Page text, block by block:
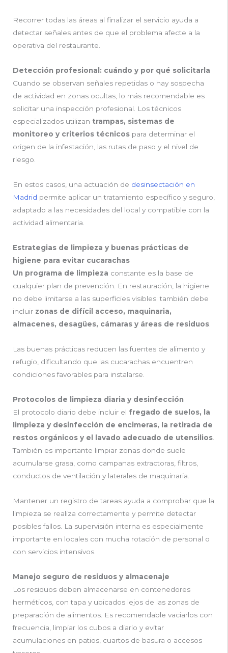
Recorrer todas las áreas al finalizar el servicio ayuda a
detectar señales antes de que el problema afecte a la
operativa del restaurante.
Detección profesional: cuándo y por qué solicitarla
Cuando se observan señales repetidas o hay sospecha
de actividad en zonas ocultas, lo más recomendable es
solicitar una inspección profesional. Los técnicos
especializados utilizan trampas, sistemas de
monitoreo y criterios técnicos para determinar el
origen de la infestación, las rutas de paso y el nivel de
riesgo.
En estos casos, una actuación de desinsectación en
Madrid permite aplicar un tratamiento específico y seguro,
adaptado a las necesidades del local y compatible con la
actividad alimentaria.
Estrategias de limpieza y buenas prácticas de
higiene para evitar cucarachas
Un programa de limpieza constante es la base de
cualquier plan de prevención. En restauración, la higiene
no debe limitarse a las superficies visibles: también debe
incluir zonas de difícil acceso, maquinaria,
almacenes, desagües, cámaras y áreas de residuos
Las buenas prácticas reducen las fuentes de alimento y
refugio, dificultando que las cucarachas encuentren
condiciones favorables para instalarse.
Protocolos de limpieza diaria y desinfección
El protocolo diario debe incluir el fregado de suelos, la
limpieza y desinfección de encimeras, la retirada de
restos orgánicos y el lavado adecuado de utensilios
También es importante limpiar zonas donde suele
acumularse grasa, como campanas extractoras, filtros,
conductos de ventilación y laterales de maquinaria.
Mantener un registro de tareas ayuda a comprobar que la
limpieza se realiza correctamente y permite detectar
posibles fallos. La supervisión interna es especialmente
importante en locales con mucha rotación de personal o
con servicios intensivos.
Manejo seguro de residuos y almacenaje
Los residuos deben almacenarse en contenedores
herméticos, con tapa y ubicados lejos de las zonas de
preparación de alimentos. Es recomendable vaciarlos con
frecuencia, limpiar los cubos a diario y evitar
acumulaciones en patios, cuartos de basura o accesos